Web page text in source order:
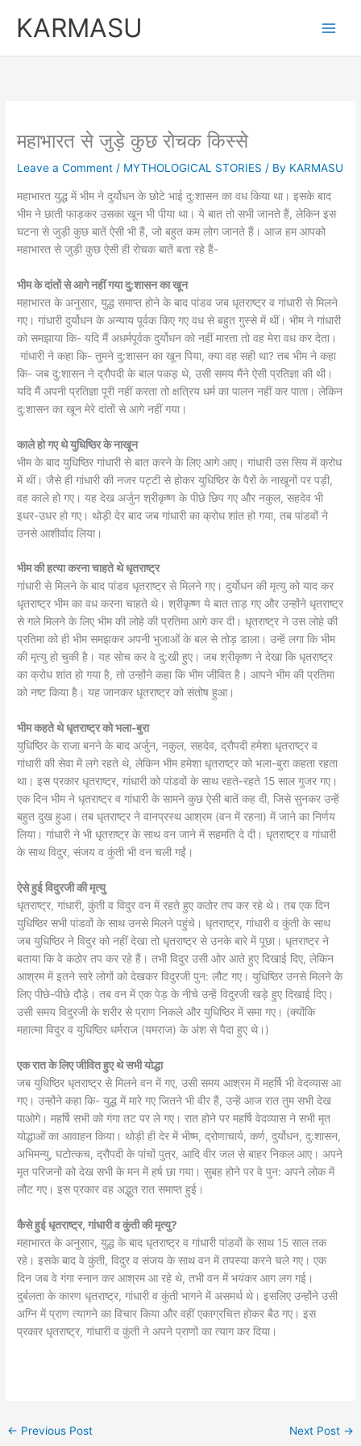
KARMASU
महाभारत से जुड़े कुछ रोचक किस्से
Leave a Comment / MYTHOLOGICAL STORIES / By KARMASU
महाभारत युद्ध में भीम ने दुर्योधन के छोटे भाई दु:शासन का वध किया था। इसके बाद
भीम ने छाती फाड़कर उसका खून भी पीया था। ये बात तो सभी जानते हैं, लेकिन इस
घटना से जुड़ी कुछ बातें ऐसी भी हैं, जो बहुत कम लोग जानते हैं। आज हम आपको
महाभारत से जुड़ी कुछ ऐसी ही रोचक बातें बता रहे हैं-
भीम के दांतों से आगे नहीं गया दु:शासन का खून
महाभारत के अनुसार, युद्ध समाप्त होने के बाद पांडव जब धृतराष्ट्र व गांधारी से मिलने
गए। गांधारी दुर्योधन के अन्याय पूर्वक किए गए वध से बहुत गुस्से में थीं। भीम ने गांधारी
को समझाया कि- यदि मैं अधर्मपूर्वक दुर्योधन को नहीं मारता तो वह मेरा वध कर देता।
गांधारी ने कहा कि- तुमने दु:शासन का खून पिया, क्या वह सही था? तब भीम ने कहा
कि- जब दु:शासन ने द्रौपदी के बाल पकड़ थे, उसी समय मैंने ऐसी प्रतिज्ञा की थी।
यदि मैं अपनी प्रतिज्ञा पूरी नहीं करता तो क्षत्रिय धर्म का पालन नहीं कर पाता। लेकिन
दु:शासन का खून मेरे दांतों से आगे नहीं गया।
काले हो गए थे युधिष्ठिर के नाखून
भीम के बाद युधिष्ठिर गांधारी से बात करने के लिए आगे आए। गांधारी उस सिय में क्रोध
में थीं। जैसे ही गांधारी की नजर पट्टी से होकर युधिष्ठिर के पैरों के नाखूनों पर पड़ी,
वह काले हो गए। यह देख अर्जुन श्रीकृष्ण के पीछे छिप गए और नकुल, सहदेव भी
इधर-उधर हो गए। थोड़ी देर बाद जब गांधारी का क्रोध शांत हो गया, तब पांडवों ने
उनसे आशीर्वाद लिया।
भीम की हत्या करना चाहते थे धृतराष्ट्र
गांधारी से मिलने के बाद पांडव धृतराष्ट्र से मिलने गए। दुर्योधन की मृत्यु को याद कर
धृतराष्ट्र भीम का वध करना चाहते थे। श्रीकृष्ण ये बात ताड़ गए और उन्होंने धृतराष्ट्र
से गले मिलने के लिए भीम की लोहे की प्रतिमा आगे कर दी। धृतराष्ट्र ने उस लोहे की
प्रतिमा को ही भीम समझकर अपनी भुजाओं के बल से तोड़ डाला। उन्हें लगा कि भीम
की मृत्यु हो चुकी है। यह सोच कर वे दु:खी हुए। जब श्रीकृष्ण ने देखा कि धृतराष्ट्र
का क्रोध शांत हो गया है, तो उन्होंने कहा कि भीम जीवित है। आपने भीम की प्रतिमा
को नष्ट किया है। यह जानकर धृतराष्ट्र को संतोष हुआ।
भीम कहते थे धृतराष्ट्र को भला-बुरा
युधिष्ठिर के राजा बनने के बाद अर्जुन, नकुल, सहदेव, द्रौपदी हमेशा धृतराष्ट्र व
गांधारी की सेवा में लगे रहते थे, लेकिन भीम हमेशा धृतराष्ट्र को भला-बुरा कहता रहता
था। इस प्रकार धृतराष्ट्र, गांधारी को पांडवों के साथ रहते-रहते 15 साल गुजर गए।
एक दिन भीम ने धृतराष्ट्र व गांधारी के सामने कुछ ऐसी बातें कह दी, जिसे सुनकर उन्हें
बहुत दुख हुआ। तब धृतराष्ट्र ने वानप्रस्थ आश्रम (वन में रहना) में जाने का निर्णय
लिया। गांधारी ने भी धृतराष्ट्र के साथ वन जाने में सहमति दे दी। धृतराष्ट्र व गांधारी
के साथ विदुर, संजय व कुंती भी वन चली गईं।
ऐसे हुई विदुरजी की मृत्यु
धृतराष्ट्र, गांधारी, कुंती व विदुर वन में रहते हुए कठोर तप कर रहे थे। तब एक दिन
युधिष्ठिर सभी पांडवों के साथ उनसे मिलने पहुंचे। धृतराष्ट्र, गांधारी व कुंती के साथ
जब युधिष्ठिर ने विदुर को नहीं देखा तो धृतराष्ट्र से उनके बारे में पूछा। धृतराष्ट्र ने
बताया कि वे कठोर तप कर रहे हैं। तभी विदुर उसी ओर आते हुए दिखाई दिए, लेकिन
आश्रम में इतने सारे लोगों को देखकर विदुरजी पुन: लौट गए। युधिष्ठिर उनसे मिलने के
लिए पीछे-पीछे दौड़े। तब वन में एक पेड़ के नीचे उन्हें विदुरजी खड़े हुए दिखाई दिए।
उसी समय विदुरजी के शरीर से प्राण निकले और युधिष्ठिर में समा गए। (क्योंकि
महात्मा विदुर व युधिष्ठिर धर्मराज (यमराज) के अंश से पैदा हुए थे।)
एक रात के लिए जीवित हुए थे सभी योद्धा
जब युधिष्ठिर धृतराष्ट्र से मिलने वन में गए, उसी समय आश्रम में महर्षि भी वेदव्यास आ
गए। उन्होंने कहा कि- युद्ध में मारे गए जितने भी वीर हैं, उन्हें आज रात तुम सभी देख
पाओगे। महर्षि सभी को गंगा तट पर ले गए। रात होने पर महर्षि वेदव्यास ने सभी मृत
योद्धाओं का आवाहन किया। थोड़ी ही देर में भीष्म, द्रोणाचार्य, कर्ण, दुर्योधन, दु:शासन,
अभिमन्यु, घटोत्कच, द्रौपदी के पांचों पुत्र, आदि वीर जल से बाहर निकल आए। अपने
मृत परिजनों को देख सभी के मन में हर्ष छा गया। सुबह होने पर वे पुन: अपने लोक में
लौट गए। इस प्रकार वह अद्भुत रात समाप्त हुई।
कैसे हुई धृतराष्ट्र, गांधारी व कुंती की मृत्यु?
महाभारत के अनुसार, युद्ध के बाद धृतराष्ट्र व गांधारी पांडवों के साथ 15 साल तक
रहे। इसके बाद वे कुंती, विदुर व संजय के साथ वन में तपस्या करने चले गए। एक
दिन जब वे गंगा स्नान कर आश्रम आ रहे थे, तभी वन में भयंकर आग लग गई।
दुर्बलता के कारण धृतराष्ट्र, गांधारी व कुंती भागने में असमर्थ थे। इसलिए उन्होंने उसी
अग्नि में प्राण त्यागने का विचार किया और वहीं एकाग्रचित्त होकर बैठ गए। इस
प्रकार धृतराष्ट्र, गांधारी व कुंती ने अपने प्राणों का त्याग कर दिया।
← Previous Post Next Post →